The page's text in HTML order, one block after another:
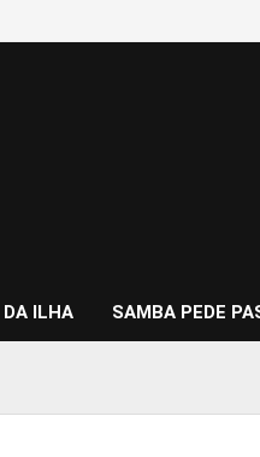
DA ILHA SAMBA PEDE